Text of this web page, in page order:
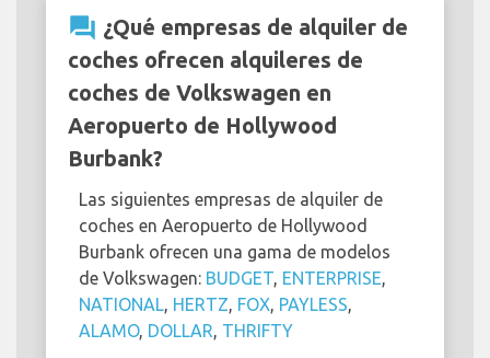
question_answer ¿Qué empresas de alquiler de
coches ofrecen alquileres de
coches de Volkswagen en
Aeropuerto de Hollywood
Burbank?
Las siguientes empresas de alquiler de
coches en Aeropuerto de Hollywood
Burbank ofrecen una gama de modelos
de Volkswagen: BUDGET ENTERPRISE
NATIONAL
HERTZ FOX PAYLESS
ALAMO, DOLLAR THRIFTY